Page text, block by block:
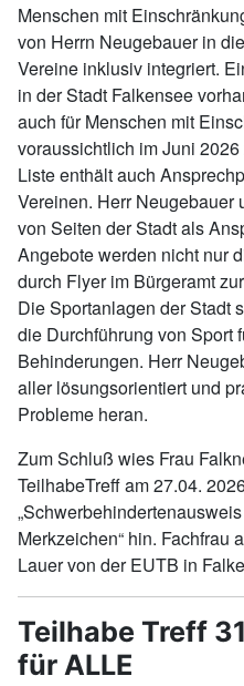
Menschen mit
von Herrn Neugebauer in
Vereine inklusiv integriert.
in der Stadt Falkensee
auch für Menschen mit
voraussichtlich im Juni
Liste enthält auch
Vereinen. Herr Neugebauer
von Seiten der Stadt als
Angebote werden nicht nur
durch Flyer im Bürgeramt
Die Sportanlagen der Stadt
die Durchführung von Sport
Behinderungen. Herr
aller lösungsorientiert und
Probleme heran.
Zum Schluß wies Frau
TeilhabeTreff am 27.04.
Merkzeichen“ hin. Fachfrau
Lauer von der EUTB in
Teilhabe Treff
für ALLE